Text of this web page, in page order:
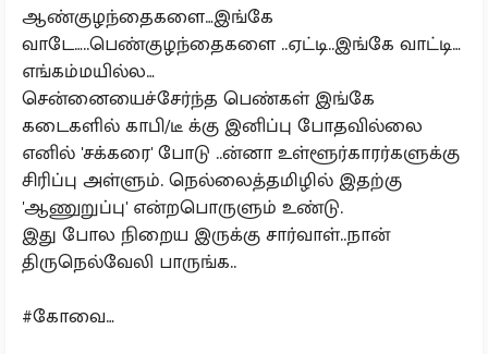
ஆண்குழந்தைகளை…இங்கே
வாடே…..பெண்குழந்தைகளை ..ஏட்டி..இங்கே வாட்டி…
எங்கம்மயில்ல…
சென்னையைச்சேர்ந்த பெண்கள் இங்கே
கடைகளில் காபி/டீ க்கு இனிப்பு போதவில்லை
எனில் 'சக்கரை' போடு ..ன்னா உள்ளூர்காரர்களுக்கு
சிரிப்பு அள்ளும். நெல்லைத்தமிழில் இதற்கு
'ஆணுறுப்பு' என்றபொருளும் உண்டு.
இது போல நிறைய இருக்கு சார்வாள்..நான்
திருநெல்வேலி பாருங்க..
#கோவை…